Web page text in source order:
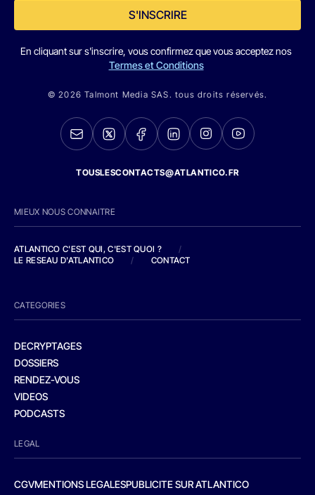
S'INSCRIRE
En cliquant sur s'inscrire, vous confirmez que vous acceptez nos
Termes et Conditions
© 2026 Talmont Media SAS. tous droits réservés.
TOUSLESCONTACTS@ATLANTICO.FR
MIEUX NOUS CONNAITRE
ATLANTICO C'EST QUI, C'EST QUOI ?
/
LE RESEAU D'ATLANTICO
/ CONTACT
CATEGORIES
DECRYPTAGES
DOSSIERS
RENDEZ-VOUS
VIDEOS
PODCASTS
LEGAL
CGVMENTIONS LEGALESPUBLICITE SUR ATLANTICO